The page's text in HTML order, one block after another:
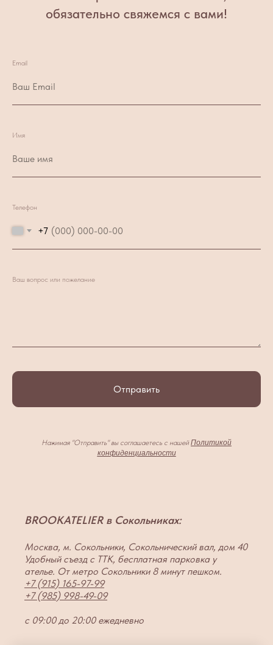
обязательно свяжемся с вами!
Email
Имя
Телефон
+7
Ваш вопрос или пожелание
Отправить
Нажимая "Отправить" вы соглашаетесь с нашейПолитикой
конфиденциальности
BROOKATELIER в Сокольниках:
Москва, м. Сокольники, Сокольнический вал, дом 40
Удобный съезд с ТТК, бесплатная парковка у
ателье. От метро Сокольники 8 минут пешком.
+7 (915) 165-97-99
+7 (985) 998-49-09
с 09:00 до 20:00 ежедневно